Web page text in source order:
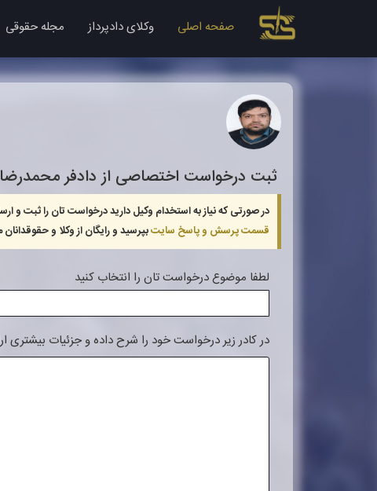
صفحه اصلی وکلای دادپرداز مجله حقوقی
ثبت درخواست اختصاصی از دادفر
در صورتی که نیاز به استخدام وکیل دارید درخواست تان را ثبت و
قسمت پرسش و پاسخ سایتبپرسید و رایگان از وکلا و
لطفا موضوع درخواست تان را انتخاب کنید
در کادر زیر درخواست خود را شرح داده و جزئیات بیشتری